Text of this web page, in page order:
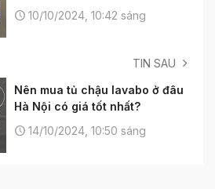
10/10/2024, 10:42 sáng
TIN SAU
Nên mua tủ chậu lavabo ở đâu
Hà Nội có giá tốt nhất?
14/10/2024, 10:50 sáng